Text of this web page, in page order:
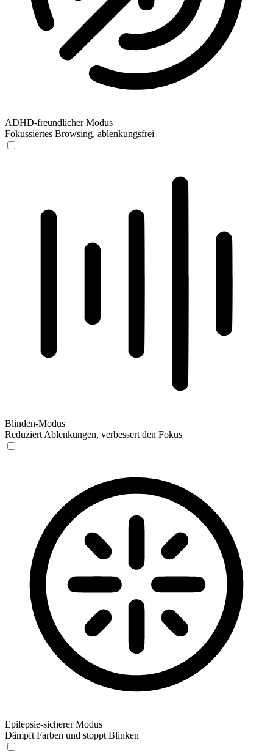
ADHD-freundlicher Modus
Fokussiertes Browsing, ablenkungsfrei
Blinden-Modus
Reduziert Ablenkungen, verbessert den Fokus
Epilepsie-sicherer Modus
Dämpft Farben und stoppt Blinken